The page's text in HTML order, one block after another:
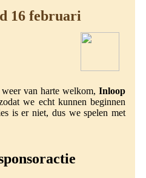
16 februari
van harte welkom, Inloop
we echt kunnen beginnen
is er niet, dus we spelen met